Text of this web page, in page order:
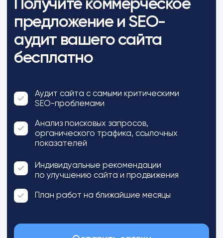
Релианта
по продвижению сайтов в интернете
2026«Релианта»